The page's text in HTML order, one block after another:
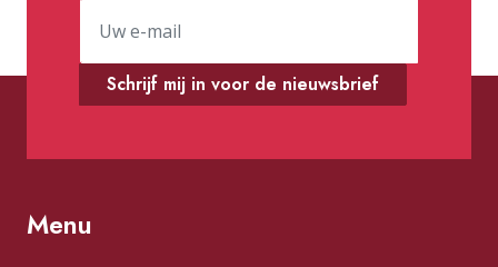
Schrijf mij in voor de nieuwsbrief
Menu